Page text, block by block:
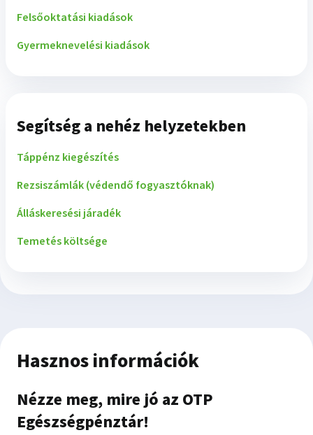
Felsőoktatási kiadások
Gyermeknevelési kiadások
Segítség a nehéz helyzetekben
Táppénz kiegészítés
Rezsiszámlák (védendő fogyasztóknak)
Álláskeresési járadék
Temetés költsége
Hasznos információk
Nézze meg, mire jó az OTP
Egészségpénztár!